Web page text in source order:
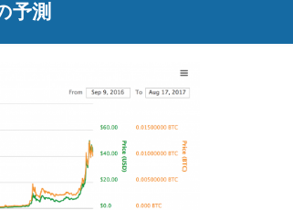
予測